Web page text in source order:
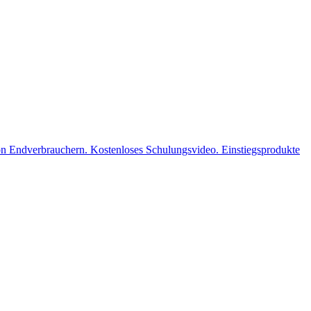
Kostenloses Schulungsvideo. Einstiegsprodukte